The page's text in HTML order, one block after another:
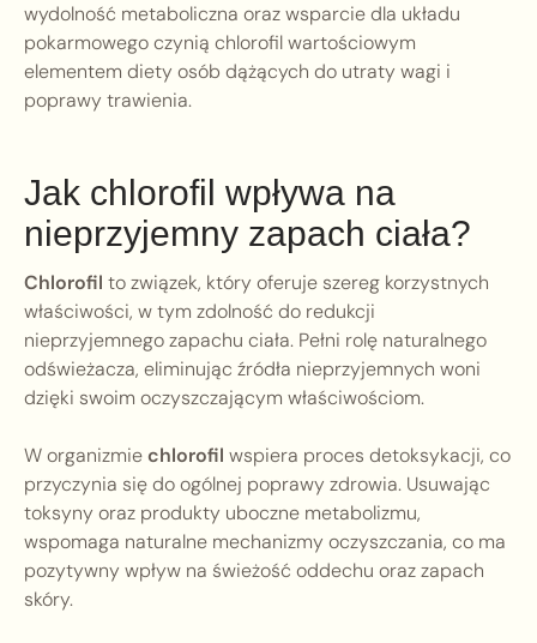
wydolność metaboliczna oraz wsparcie dla układu
pokarmowego czynią chlorofil wartościowym
elementem diety osób dążących do utraty wagi i
poprawy trawienia.
Jak chlorofil wpływa na
nieprzyjemny zapach ciała?
Chlorofil to związek, który oferuje szereg korzystnych
właściwości, w tym zdolność do redukcji
nieprzyjemnego zapachu ciała. Pełni rolę naturalnego
odświeżacza, eliminując źródła nieprzyjemnych woni
dzięki swoim oczyszczającym właściwościom.
W organizmiechlorofil wspiera proces detoksykacji, co
przyczynia się do ogólnej poprawy zdrowia. Usuwając
toksyny oraz produkty uboczne metabolizmu,
wspomaga naturalne mechanizmy oczyszczania, co ma
pozytywny wpływ na świeżość oddechu oraz zapach
skóry.